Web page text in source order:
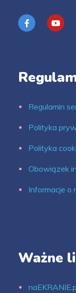
Regulamin
Polityka
Polityka
Obowiązek
Informacje o
Ważne